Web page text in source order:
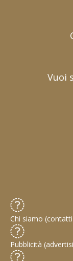
Vuoi
Chi siamo
Pubblicità